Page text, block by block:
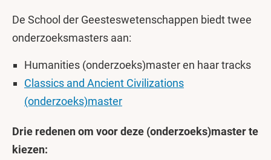
De School der Geesteswetenschappen biedt twee
onderzoeksmasters aan:
Humanities (onderzoeks)master en haar tracks
Classics and Ancient Civilizations
(onderzoeks)master
Drie redenen om voor deze (onderzoeks)master te
kiezen: